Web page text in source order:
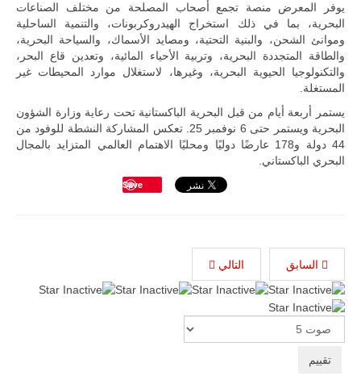
يوفر المعرض منصة تجمع أصحاب المصلحة من مختلف الصناعات
البحرية، بما في ذلك استخراج الهيدروكربونات، والتنمية الساحلية
وموانئ الشحن، والبنية التحتية، ومصايد الأسماك، والسياحة البحرية،
والطاقة المتجددة البحرية، وتربية الأحياء المائية، وتعدين قاع البحر،
والتكنولوجيا الحيوية البحرية، وغيرها، لاستغلال موارد المحيطات غير
المستغلة.
يستمر أربعة أيام من قبل البحرية الباكستانية تحت رعاية وزارة الشؤون
البحرية ويستمر حتى 6 نوفمبر 25. تعكس المشاركة النشطة للوفود من
44 دولة و178 عارضًا دوليًا ومحليًا الاهتمام العالمي المتزايد بالمجال
البحري الباكستاني.
Save
السابق التالي
Rate